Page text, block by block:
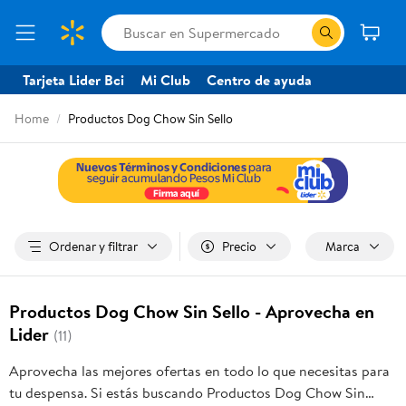
Tarjeta Lider Bci Mi Club Centro de ayuda
Home Productos Dog Chow Sin Sello
Ordenar y filtrar Precio Marca
Productos Dog Chow Sin Sello - Aprovecha en
Lider (11)
Aprovecha las mejores ofertas en todo lo que necesitas para
tu despensa. Si estás buscando Productos Dog Chow Sin